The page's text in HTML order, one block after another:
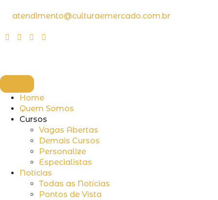
atendimento@culturaemercado.com.br
Home
Quem Somos
Cursos
Vagas Abertas
Demais Cursos
Personalize
Especialistas
Notícias
Todas as Notícias
Pontos de Vista